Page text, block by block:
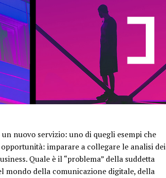
nuovo servizio: uno di quegli esempi che
imparare a collegare le analisi dei
Quale è il “problema” della suddetta
mondo della comunicazione digitale, della